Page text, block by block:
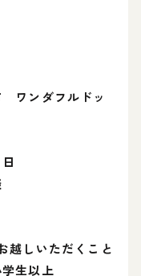
ワンダフルドッ
越しいただくこと
生以上